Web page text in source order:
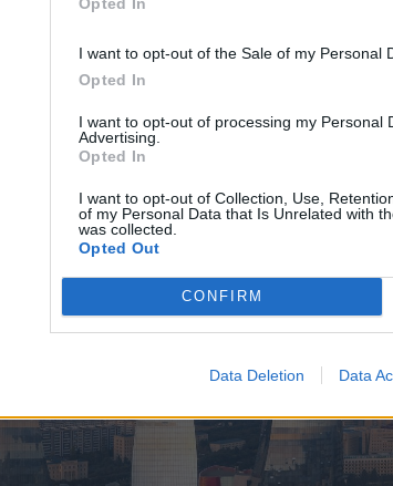
I want to opt-out of the Sale of my Personal
Opted In
I want to opt-out of processing my Personal
Advertising.
Opted In
I want to opt-out of Collection, Use,
of my Personal Data that Is Unrelated with
was collected.
Opted Out
CONFIRM
Data Deletion Data